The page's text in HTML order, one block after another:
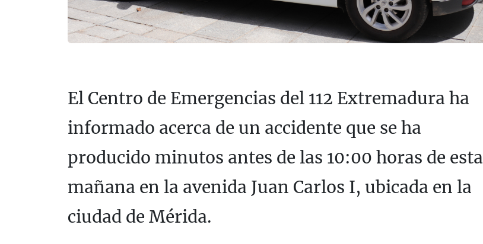
El Centro de Emergencias del 112 Extremadura ha
informado acerca de un accidente que se ha
producido minutos antes de las 10:00 horas de esta
mañana en la avenida Juan Carlos I, ubicada en la
ciudad de Mérida.